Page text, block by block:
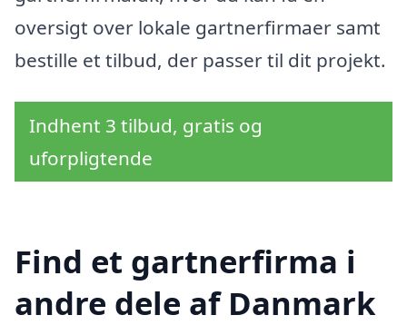
oversigt over lokale gartnerfirmaer samt
bestille et tilbud, der passer til dit projekt.
Indhent 3 tilbud, gratis og
uforpligtende
Find et gartnerfirma i
andre dele af Danmark